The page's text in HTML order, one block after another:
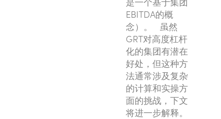
是一个基于集团
EBITDA的概
念）。 虽然
GRT对高度杠杆
化的集团有潜在
好处，但这种方
法通常涉及复杂
的计算和实操方
面的挑战，下文
将进一步解释。